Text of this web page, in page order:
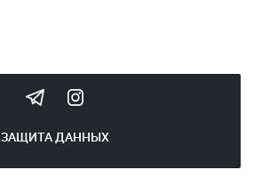
ЗАЩИТА ДАННЫХ